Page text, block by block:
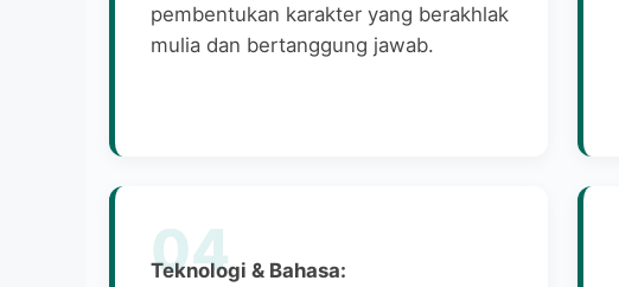
pembentukan karakter yang berakhlak
mulia dan bertanggung jawab.
04
Teknologi & Bahasa: